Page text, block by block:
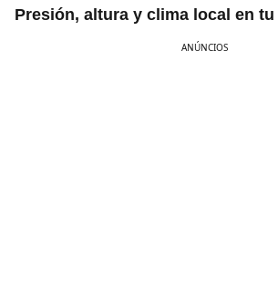
Presión, altura y clima local en
ANÚNCIOS